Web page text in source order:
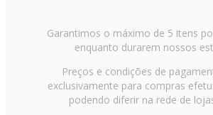
Garantimos o máximo de 5 itens
enquanto durarem nossos
Preços e condições de
exclusivamente para compras
podendo diferir na rede de